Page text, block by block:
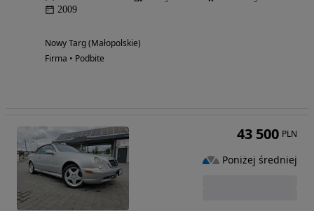
2009
Nowy Targ (Małopolskie)
Firma • Podbite
43 500 PLN
Poniżej średniej